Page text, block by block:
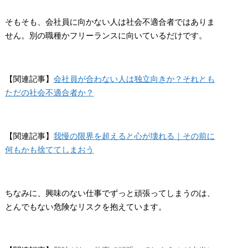
そもそも、会社員に向かない人は社会不適合者ではありま
せん。別の職種かフリーランスに向いているだけです。
【関連記事】 会社員が合わない人は独立向きか？それとも
ただの社会不適合者か？
【関連記事】 我慢の限界を超えると心が壊れる｜その前に
何もかも捨ててしまおう
ちなみに、興味のない仕事でずっと頑張ってしまうのは、
とんでもない危険なリスクを抱えています。